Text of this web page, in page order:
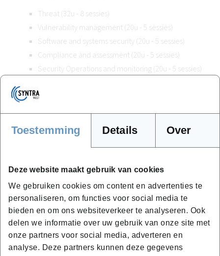
Toestemming Details Over
Deze website maakt gebruik van cookies
We gebruiken cookies om content en advertenties te
personaliseren, om functies voor social media te
bieden en om ons websiteverkeer te analyseren. Ook
delen we informatie over uw gebruik van onze site met
onze partners voor social media, adverteren en
analyse. Deze partners kunnen deze gegevens
Threat (32u - 8 sessies)
Vulnerability management (20u - 5 sessies)
Software and systems security (20u - 5 sessies)
Compliance and assessment (20u - 5 sessies)
Security Operations and monitoring (20u - 5 sessies)
Eindproef Cybersecurity analist: verdediging
van deze opleiding ontvang je het getuigschrift van
Cybersecurity Analist. Volg je nog Succesvol
Ondernemenbij ons en slaag je ook voor deze
eindproef? Dan ontvang je een diploma. Zowel het
getuigschrift als het diploma zijn erkend door de Vlaamse